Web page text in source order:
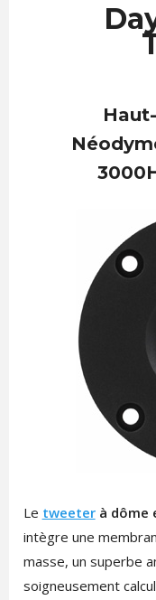
Le tweeterà dôme
intègre une
masse, un superbe
soigneusement